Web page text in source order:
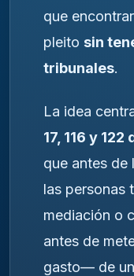
que
pleito sin
tribunales.
La idea
17, 116 y
que antes de
las personas
mediación o
antes de
gasto— de